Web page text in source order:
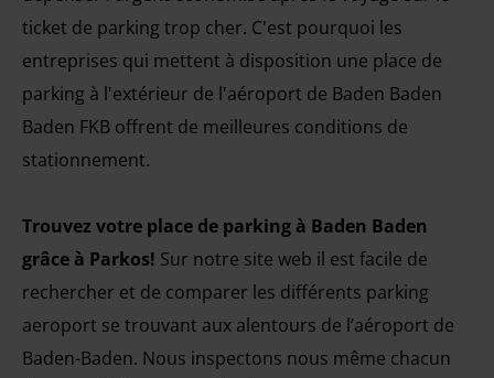
ticket de parking trop cher. C'est pourquoi les
entreprises qui mettent à disposition une place de
parking à l'extérieur de l'aéroport de Baden Baden
Baden FKB offrent de meilleures conditions de
stationnement.
Trouvez votre place de parking à Baden Baden
grâce à Parkos! Sur notre site web il est facile de
rechercher et de comparer les différents parking
aeroport se trouvant aux alentours de l’aéroport de
Baden-Baden. Nous inspectons nous même chacun